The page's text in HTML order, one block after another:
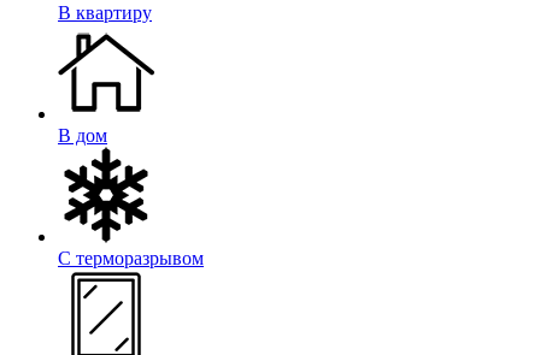
В квартиру
В дом
С терморазрывом